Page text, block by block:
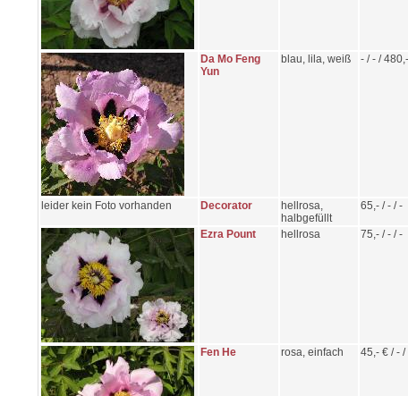
Da Mo Feng
Yun
blau, lila, weiß - / - /
leider kein Foto vorhanden Decorator
hellrosa,
halbgefüllt
65,- / - / -
Ezra Pount hellrosa 75,- / - / -
Fen He rosa, einfach 45,- € / - /